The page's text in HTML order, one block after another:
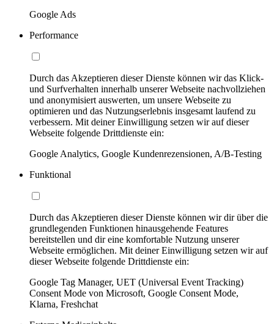
Google Ads
Performance
Durch das Akzeptieren dieser Dienste können wir das Klick-
und Surfverhalten innerhalb unserer Webseite nachvollziehen
und anonymisiert auswerten, um unsere Webseite zu
optimieren und das Nutzungserlebnis insgesamt laufend zu
verbessern. Mit deiner Einwilligung setzen wir auf dieser
Webseite folgende Drittdienste ein:
Google Analytics, Google Kundenrezensionen, A/B-Testing
Funktional
Durch das Akzeptieren dieser Dienste können wir dir über die
grundlegenden Funktionen hinausgehende Features
bereitstellen und dir eine komfortable Nutzung unserer
Webseite ermöglichen. Mit deiner Einwilligung setzen wir auf
dieser Webseite folgende Drittdienste ein:
Google Tag Manager, UET (Universal Event Tracking)
Consent Mode von Microsoft, Google Consent Mode,
Klarna, Freshchat